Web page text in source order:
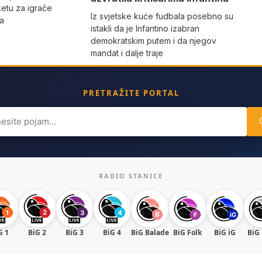
za igrače
Iz svjetske kuće fudbala posebno su
istakli da je Infantino izabran
demokratskim putem i da njegov
mandat i dalje traje
PRETRAŽITE PORTAL
RADIO STANICE
1 BiG 2 BiG 3 BiG 4 BiG Balade BiG Folk BiG iG BiG